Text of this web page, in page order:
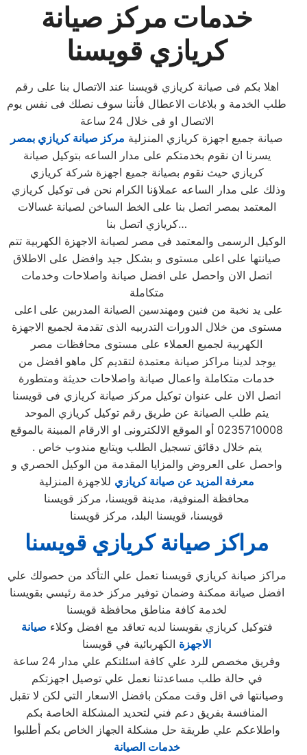
خدمات مركز صيانة
كريازي قويسنا
اهلا بكم فى صيانة كريازي قويسنا عند الاتصال بنا على رقم
طلب الخدمة و بلاغات الاعطال فأننا سوف نصلك فى نفس يوم
الاتصال او فى خلال 24 ساعة
صيانة جميع اجهزة كريازي المنزلية مركز صيانة كريازي بمصر
يسرنا ان نقوم بخدمتكم على مدار الساعه بتوكيل صيانة
كريازي حيث نقوم بصيانة جميع اجهزة شركة كريازي
المعتمد بمصر اتصل بنا على الخط الساخن لصيانة غسالات
كريازي اتصل بنا…
الوكيل الرسمى والمعتمد فى مصر لصيانة الاجهزة الكهربية تتم
صيانتها على اعلى مستوى و بشكل جيد وافضل على الاطلاق
اتصل الان واحصل على افضل صيانة واصلاحات وخدمات
متكاملة
مستوى من خلال الدورات التدربيه الذى تقدمة لجميع الاجهزة
الكهربية لجميع العملاء على مستوى محافظات مصر
يوجد لدينا مراكز صيانة معتمدة لتقديم كل ماهو افضل من
خدمات متكاملة واعمال صيانة واصلاحات حديثة ومتطورة
اتصل الان على عنوان توكيل مركز صيانة كريازي فى قويسنا
يتم طلب الصيانة عن طريق رقم توكيل كريازي الموحد
0235710008 أو الموقع الالكترونى او الارقام المبينة بالموقع
. يتم خلال دقائق تسجيل الطلب ويتابع مندوب خاص
واحصل على العروض والمزايا المقدمة من الوكيل الحصري و
معرفة المزيد عن صيانة كريازي للاجهزة المنزلية
محافظة المنوفية، مدينة قويسنا، مركز قويسنا
قويسنا، قويسنا البلد، مركز قويسنا
مراكز صيانة كريازي قويسنا
مراكز صيانة كريازي قويسنا تعمل علي التأكد من حصولك علي
افضل صيانة ممكنة وضمان توفير مركز خدمة رئيسي بقويسنا
لخدمة كافة مناطق محافظة قويسنا
فتوكيل كريازي بقويسنا لديه تعاقد مع افضل وكلاء صيانة
الاجهزة الكهربائية في قويسنا
وفريق مخصص للرد علي كافة اسئلتكم علي مدار 24 ساعة
في حالة طلب مساعدتنا نعمل علي توصيل اجهزتكم
وصيانتها في اقل وقت ممكن بافضل الاسعار التي لكن لا تقبل
المنافسة بفريق دعم فني لتحديد المشكلة الخاصة بكم
واطلاعكم علي طريقة حل مشكلة الجهاز الخاص بكم أطلبوا
خدمات الصيانة